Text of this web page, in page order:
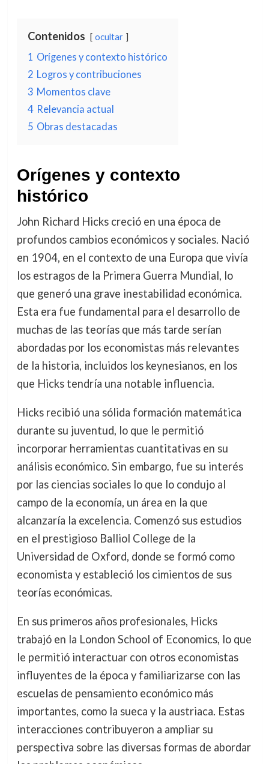
Contenidos ocultar
1 Orígenes y contexto histórico
2 Logros y contribuciones
3 Momentos clave
4 Relevancia actual
5 Obras destacadas
Orígenes y contexto
histórico
John Richard Hicks creció en una época de
profundos cambios económicos y sociales. Nació
en 1904, en el contexto de una Europa que vivía
los estragos de la Primera Guerra Mundial, lo
que generó una grave inestabilidad económica.
Esta era fue fundamental para el desarrollo de
muchas de las teorías que más tarde serían
abordadas por los economistas más relevantes
de la historia, incluidos los keynesianos, en los
que Hicks tendría una notable influencia.
Hicks recibió una sólida formación matemática
durante su juventud, lo que le permitió
incorporar herramientas cuantitativas en su
análisis económico. Sin embargo, fue su interés
por las ciencias sociales lo que lo condujo al
campo de la economía, un área en la que
alcanzaría la excelencia. Comenzó sus estudios
en el prestigioso Balliol College de la
Universidad de Oxford, donde se formó como
economista y estableció los cimientos de sus
teorías económicas.
En sus primeros años profesionales, Hicks
trabajó en la London School of Economics, lo que
le permitió interactuar con otros economistas
influyentes de la época y familiarizarse con las
escuelas de pensamiento económico más
importantes, como la sueca y la austriaca. Estas
interacciones contribuyeron a ampliar su
perspectiva sobre las diversas formas de abordar